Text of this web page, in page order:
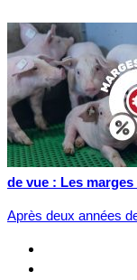
de vue : Les
Après deux années